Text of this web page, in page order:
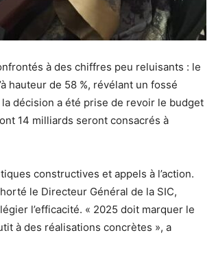
à des chiffres peu reluisants : le
hauteur de 58 %, révélant un fossé
décision a été prise de revoir le budget
14 milliards seront consacrés à
constructives et appels à l’action.
le Directeur Général de la SIC,
l’efficacité. « 2025 doit marquer le
à des réalisations concrètes », a